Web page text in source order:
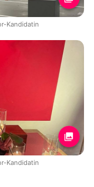
Kandidatin
Kandidatin